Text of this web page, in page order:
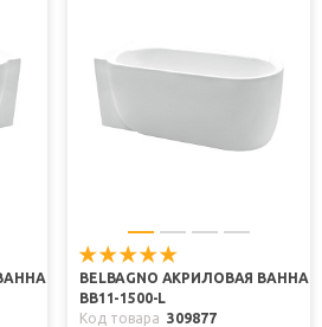
BELBAGNO АКРИЛОВАЯ ВАННА
BB11-1500-L
Код товара 309877